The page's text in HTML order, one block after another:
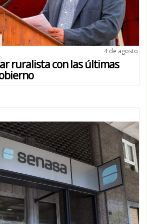
4 de agosto
ruralista con las últimas